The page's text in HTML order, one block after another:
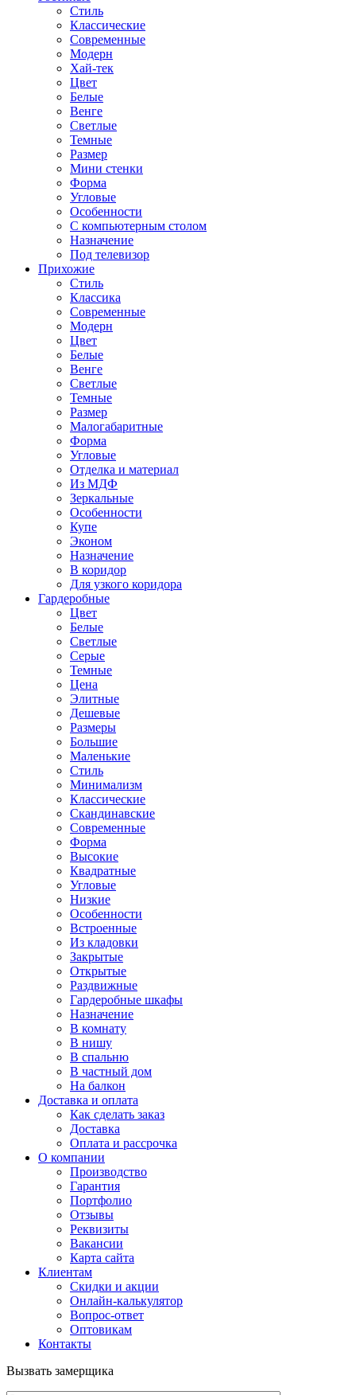
Стиль
Классические
Современные
Модерн
Хай-тек
Цвет
Белые
Венге
Светлые
Темные
Размер
Мини стенки
Форма
Угловые
Особенности
С компьютерным столом
Назначение
Под телевизор
Прихожие
Стиль
Классика
Современные
Модерн
Цвет
Белые
Венге
Светлые
Темные
Размер
Малогабаритные
Форма
Угловые
Отделка и материал
Из МДФ
Зеркальные
Особенности
Купе
Эконом
Назначение
В коридор
Для узкого коридора
Гардеробные
Цвет
Белые
Светлые
Серые
Темные
Цена
Элитные
Дешевые
Размеры
Большие
Маленькие
Стиль
Минимализм
Классические
Скандинавские
Современные
Форма
Высокие
Квадратные
Угловые
Низкие
Особенности
Встроенные
Из кладовки
Закрытые
Открытые
Раздвижные
Гардеробные шкафы
Назначение
В комнату
В нишу
В спальню
В частный дом
На балкон
Доставка и оплата
Как сделать заказ
Доставка
Оплата и рассрочка
О компании
Производство
Гарантия
Портфолио
Отзывы
Реквизиты
Вакансии
Карта сайта
Клиентам
Скидки и акции
Онлайн-калькулятор
Вопрос-ответ
Оптовикам
Контакты
Вызвать замерщика